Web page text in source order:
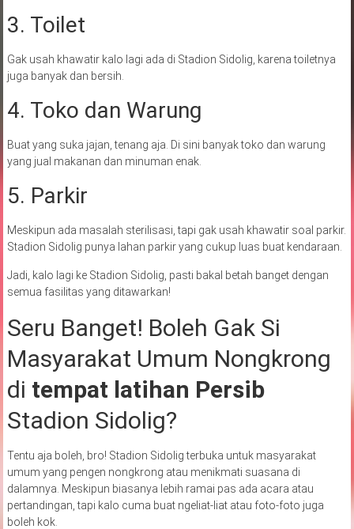
3. Toilet
Gak usah khawatir kalo lagi ada di Stadion Sidolig, karena toiletnya
juga banyak dan bersih.
4. Toko dan Warung
Buat yang suka jajan, tenang aja. Di sini banyak toko dan warung
yang jual makanan dan minuman enak.
5. Parkir
Meskipun ada masalah sterilisasi, tapi gak usah khawatir soal parkir.
Stadion Sidolig punya lahan parkir yang cukup luas buat kendaraan.
Jadi, kalo lagi ke Stadion Sidolig, pasti bakal betah banget dengan
semua fasilitas yang ditawarkan!
Seru Banget! Boleh Gak Si
Masyarakat Umum Nongkrong
di tempat latihan Persib
Stadion Sidolig?
Tentu aja boleh, bro! Stadion Sidolig terbuka untuk masyarakat
umum yang pengen nongkrong atau menikmati suasana di
dalamnya. Meskipun biasanya lebih ramai pas ada acara atau
pertandingan, tapi kalo cuma buat ngeliat-liat atau foto-foto juga
boleh kok.